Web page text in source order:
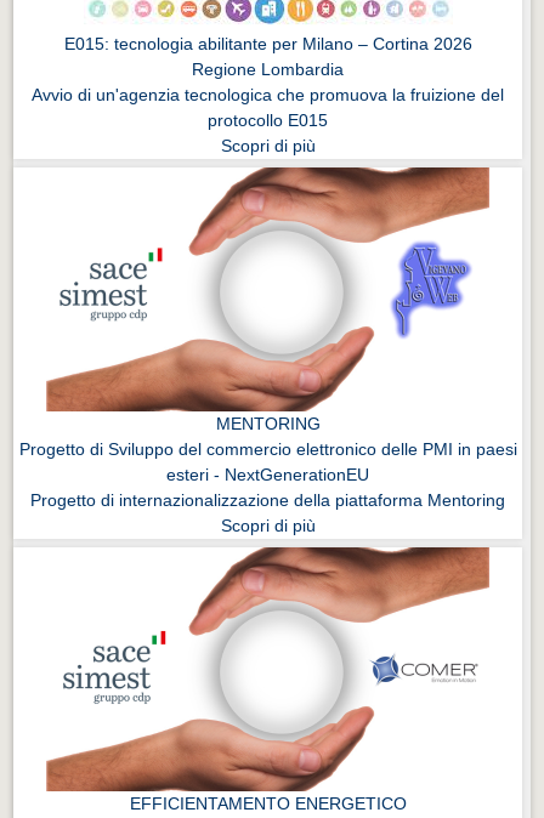
E015: tecnologia abilitante per Milano – Cortina 2026
Regione Lombardia
Avvio di un'agenzia tecnologica che promuova la fruizione del
protocollo E015
Scopri di più
MENTORING
Progetto di Sviluppo del commercio elettronico delle PMI in paesi
esteri - NextGenerationEU
Progetto di internazionalizzazione della piattaforma Mentoring
Scopri di più
EFFICIENTAMENTO ENERGETICO